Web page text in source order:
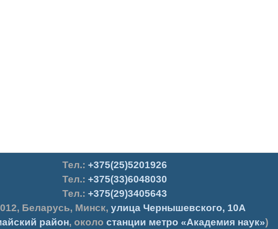
Тел.: +375(25)5201926
Тел.: +375(33)6048030
Тел.: +375(29)3405643
, Беларусь, Минск, улица Чернышевского, 10А
район, около станции метро «Академия наук»)